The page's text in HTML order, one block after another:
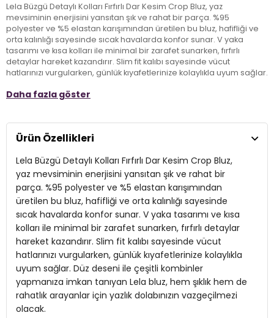
Lela Büzgü Detaylı Kolları Fırfırlı Dar Kesim Crop Bluz, yaz
mevsiminin enerjisini yansıtan şık ve rahat bir parça. %95
polyester ve %5 elastan karışımından üretilen bu bluz, hafifliği ve
orta kalınlığı sayesinde sıcak havalarda konfor sunar. V yaka
tasarımı ve kısa kolları ile minimal bir zarafet sunarken, fırfırlı
detaylar hareket kazandırır. Slim fit kalıbı sayesinde vücut
hatlarınızı vurgularken, günlük kıyafetlerinize kolaylıkla uyum sağlar.
hem şıklık hem de rahatlık arayanlar için yazlık dolabınızın
Model:Bluz
Giyim Tarzı:Günlük/Casual
Desen: Düz
Mevsim: Yazlık
Materyal:% 95 Polyester % 5 Elastan
Yaka Tipi:
Kol Tipi: Kısa Kol
Kumaş Tipi:Belirtilmemiş
Boy:Standart
Daha fazla göster
Ürün Özellikleri
Lela Büzgü Detaylı Kolları Fırfırlı Dar Kesim Crop Bluz,
yaz mevsiminin enerjisini yansıtan şık ve rahat bir
parça. %95 polyester ve %5 elastan karışımından
üretilen bu bluz, hafifliği ve orta kalınlığı sayesinde
sıcak havalarda konfor sunar. V yaka tasarımı ve kısa
kolları ile minimal bir zarafet sunarken, fırfırlı detaylar
hareket kazandırır. Slim fit kalıbı sayesinde vücut
hatlarınızı vurgularken, günlük kıyafetlerinize kolaylıkla
uyum sağlar. Düz deseni ile çeşitli kombinler
yapmanıza imkan tanıyan Lela bluz, hem şıklık hem de
rahatlık arayanlar için yazlık dolabınızın vazgeçilmezi
olacak.